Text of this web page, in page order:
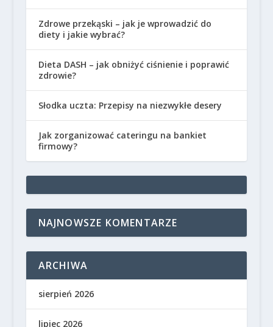
Zdrowe przekąski – jak je wprowadzić do
diety i jakie wybrać?
Dieta DASH – jak obniżyć ciśnienie i poprawić
zdrowie?
Słodka uczta: Przepisy na niezwykłe desery
Jak zorganizować cateringu na bankiet
firmowy?
NAJNOWSZE KOMENTARZE
ARCHIWA
sierpień 2026
lipiec 2026